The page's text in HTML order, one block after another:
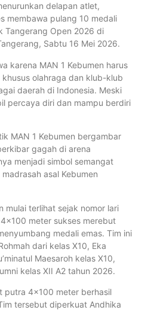
delapan atlet,
membawa pulang 10 medali
Tangerang Open 2026 di
Sabtu 16 Mei 2026.
karena MAN 1 Kebumen harus
olahraga dan klub-klub
daerah di Indonesia. Meski
percaya diri dan mampu berdiri
MAN 1 Kebumen bergambar
gagah di arena
menjadi simbol semangat
asal Kebumen
mulai terlihat sejak nomor lari
meter sukses merebut
medali emas. Tim ini
dari kelas X10, Eka
Maesaroh kelas X10,
kelas XII A2 tahun 2026.
putra 4×100 meter berhasil
tersebut diperkuat Andhika